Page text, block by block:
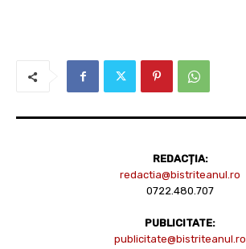
REDACȚIA:
redactia@bistriteanul.ro
0722.480.707
PUBLICITATE:
publicitate@bistriteanul.ro